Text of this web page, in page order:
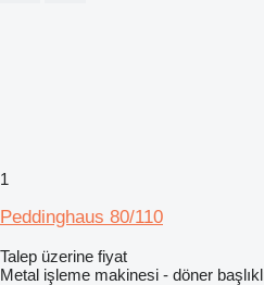
1
Peddinghaus 80/110
Talep üzerine fiyat
Metal işleme makinesi - döner